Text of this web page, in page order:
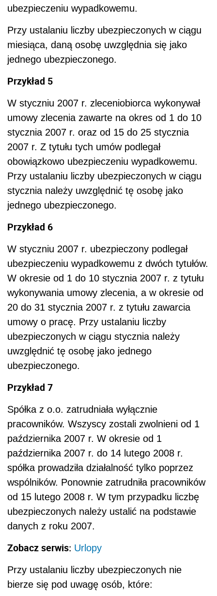
ubezpieczeniu wypadkowemu.
Przy ustalaniu liczby ubezpieczonych w ciągu
miesiąca, daną osobę uwzględnia się jako
jednego ubezpieczonego.
Przykład 5
W styczniu 2007 r. zleceniobiorca wykonywał
umowy zlecenia zawarte na okres od 1 do 10
stycznia 2007 r. oraz od 15 do 25 stycznia
2007 r. Z tytułu tych umów podlegał
obowiązkowo ubezpieczeniu wypadkowemu.
Przy ustalaniu liczby ubezpieczonych w ciągu
stycznia należy uwzględnić tę osobę jako
jednego ubezpieczonego.
Przykład 6
W styczniu 2007 r. ubezpieczony podlegał
ubezpieczeniu wypadkowemu z dwóch tytułów.
W okresie od 1 do 10 stycznia 2007 r. z tytułu
wykonywania umowy zlecenia, a w okresie od
20 do 31 stycznia 2007 r. z tytułu zawarcia
umowy o pracę. Przy ustalaniu liczby
ubezpieczonych w ciągu stycznia należy
uwzględnić tę osobę jako jednego
ubezpieczonego.
Przykład 7
Spółka z o.o. zatrudniała wyłącznie
pracowników. Wszyscy zostali zwolnieni od 1
października 2007 r. W okresie od 1
października 2007 r. do 14 lutego 2008 r.
spółka prowadziła działalność tylko poprzez
wspólników. Ponownie zatrudniła pracowników
od 15 lutego 2008 r. W tym przypadku liczbę
ubezpieczonych należy ustalić na podstawie
danych z roku 2007.
Zobacz serwis: Urlopy
Przy ustalaniu liczby ubezpieczonych nie
bierze się pod uwagę osób, które: